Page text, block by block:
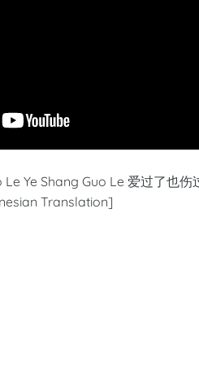
Le Ye Shang Guo Le 爱过了也
Translation]